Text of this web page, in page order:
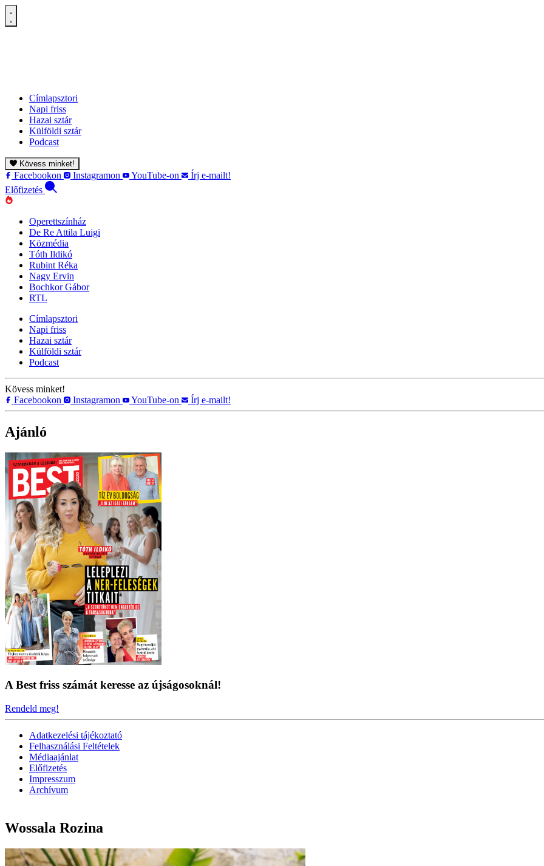
Címlapsztori
Napi friss
Hazai sztár
Külföldi sztár
Podcast
Kövess minket!
Facebookon Instagramon YouTube-on
Írj e-mailt!
Előfizetés
Operettszínház
De Re Attila Luigi
Közmédia
Tóth Ildikó
Rubint Réka
Nagy Ervin
Bochkor Gábor
RTL
Címlapsztori
Napi friss
Hazai sztár
Külföldi sztár
Podcast
Kövess minket!
Facebookon
Instagramon YouTube-on Írj e-mailt!
Ajánló
A Best friss számát keresse az újságosoknál!
Rendeld meg!
Adatkezelési tájékoztató
Felhasználási Feltételek
Médiaajánlat
Előfizetés
Impresszum
Archívum
Wossala Rozina